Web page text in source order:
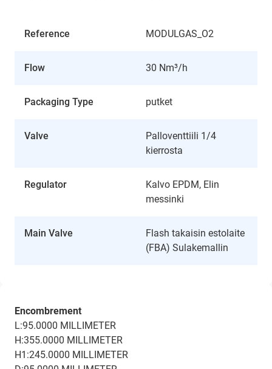
Reference MODULGAS_O2
Flow 30 Nm³/h
Packaging Type putket
Valve
Palloventtiili 1/4
kierrosta
Regulator
Kalvo EPDM, Elin
messinki
Main Valve
Flash takaisin estolaite
(FBA) Sulakemallin
Encombrement
L:95.0000 MILLIMETER
H:355.0000 MILLIMETER
H1:245.0000 MILLIMETER